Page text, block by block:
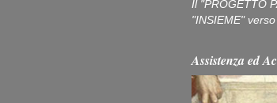
Il "PROGETTO
"INSIEME"
Assistenza ed